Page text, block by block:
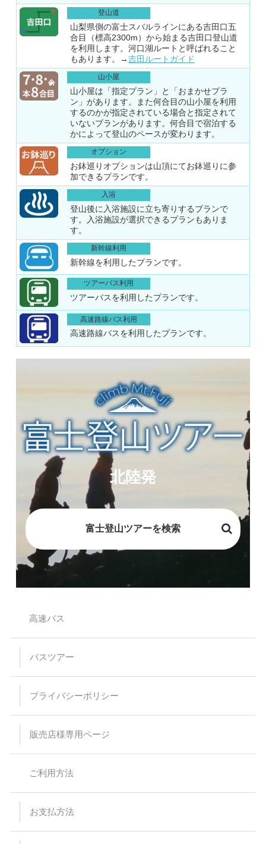
登山道
山梨県側の富士スバルラインにある吉田口五
合目（標高2300m）から始まる吉田口登山道
を利用します。河口湖ルートと呼ばれること
もあります。→吉田ルートガイド
山小屋
山小屋は「指定プラン」と「おまかせプラ
ン」があります。また何合目の山小屋を利用
するのかが指定されている場合と指定されて
いないプランがあります。何合目で宿泊する
かによって登山のペースが変わります。
オプション
お鉢巡りオプションは山頂にてお鉢巡りに参
加できるプランです。
入浴
登山後に入浴施設に立ち寄りするプランで
す。入浴施設が選択できるプランもありま
す。
新幹線利用
新幹線を利用したプランです。
ツアーバス利用
ツアーバスを利用したプランです。
高速路線バス利用
高速路線バスを利用したプランです。
北陸発
富士登山ツアーを検索
高速バス
バスツアー
プライバシーポリシー
販売店様専用ページ
ご利用方法
お支払方法